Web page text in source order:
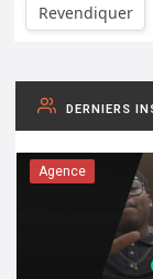
Revendiquer
DERNIERS
Agence